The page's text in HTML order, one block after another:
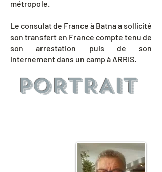
métropole.
Le consulat de France à Batna a sollicité
son transfert en France compte tenu de
son arrestation puis de son
internement dans un camp à ARRIS.
PORTRAIT